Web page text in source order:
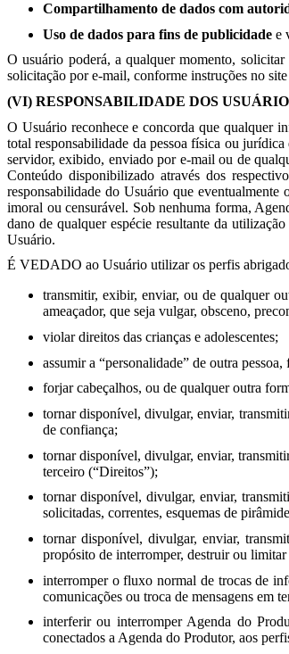
Compartilhamento de dados com
Uso de dados para fins de publicidade e
O usuário poderá, a qualquer momento,
solicitação por e-mail, conforme instruções no
(VI) RESPONSABILIDADE DOS
O Usuário reconhece e concorda que qualquer
total responsabilidade da pessoa física ou
servidor, exibido, enviado por e-mail ou de
Conteúdo disponibilizado através dos
responsabilidade do Usuário que
imoral ou censurável. Sob nenhuma forma,
dano de qualquer espécie resultante da
Usuário.
É VEDADO ao Usuário utilizar os perfis
transmitir, exibir, enviar, ou de qualquer
ameaçador, que seja vulgar, obsceno,
violar direitos das crianças e adolescentes;
assumir a “personalidade” de outra
forjar cabeçalhos, ou de qualquer outra
tornar disponível, divulgar, enviar,
de confiança;
tornar disponível, divulgar, enviar,
terceiro (“Direitos”);
tornar disponível, divulgar, enviar,
solicitadas, correntes, esquemas de
tornar disponível, divulgar, enviar,
propósito de interromper, destruir ou
interromper o fluxo normal de trocas de
comunicações ou troca de mensagens em
interferir ou interromper Agenda do
conectados a Agenda do Produtor, aos